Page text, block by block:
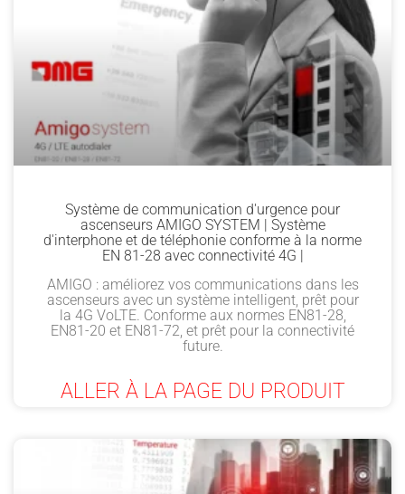
Système de communication d'urgence pour
ascenseurs AMIGO SYSTEM | Système
d'interphone et de téléphonie conforme à la norme
EN 81-28 avec connectivité 4G |
AMIGO : améliorez vos communications dans les
ascenseurs avec un système intelligent, prêt pour
la 4G VoLTE. Conforme aux normes EN81-28,
EN81-20 et EN81-72, et prêt pour la connectivité
future.
ALLER À LA PAGE DU PRODUIT